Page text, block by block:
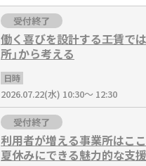
受付終了
働く喜びを設計する――工賃で
所」から考える
日時
2026.07.22(水) 10:30～ 12:30
受付終了
利用者が増える事業所はこ
夏休みにできる魅力的な支